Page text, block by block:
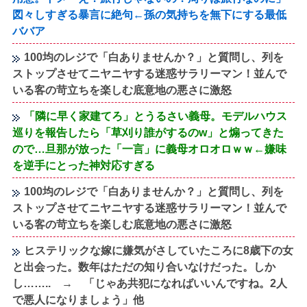
図々しすぎる暴言に絶句←孫の気持ちを無下にする最低
ババア
100均のレジで「白ありませんか？」と質問し、列を
ストップさせてニヤニヤする迷惑サラリーマン！並んで
いる客の苛立ちを楽しむ底意地の悪さに激怒
「隣に早く家建てろ」とうるさい義母。モデルハウス
巡りを報告したら「草刈り誰がするのw」と煽ってきた
ので…旦那が放った「一言」に義母オロオロｗｗ←嫌味
を逆手にとった神対応すぎる
100均のレジで「白ありませんか？」と質問し、列を
ストップさせてニヤニヤする迷惑サラリーマン！並んで
いる客の苛立ちを楽しむ底意地の悪さに激怒
ヒステリックな嫁に嫌気がさしていたころに8歳下の女
と出会った。数年はただの知り合いなけだった。しか
し…….. → 「じゃあ共犯になればいいんですね。2人
で悪人になりましょう」他